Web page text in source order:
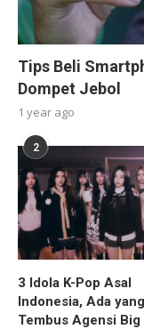
Tips Beli
Dompet Jebol
1 year ago
2
3 Idola K-Pop Asal
Indonesia, Ada yang
Tembus Agensi Big